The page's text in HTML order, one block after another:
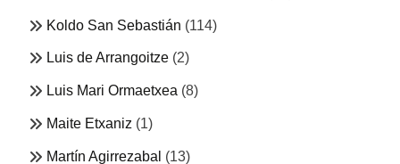
Koldo San Sebastián (114)
Luis de Arrangoitze (2)
Luis Mari Ormaetxea (8)
Maite Etxaniz (1)
Martín Agirrezabal (13)